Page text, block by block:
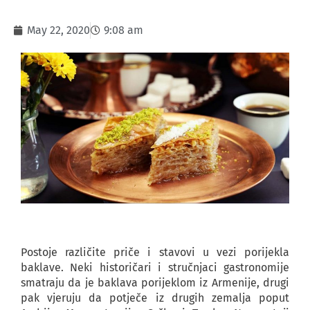
May 22, 2020 9:08 am
Postoje različite priče i stavovi u vezi porijekla
baklave. Neki historičari i stručnjaci gastronomije
smatraju da je baklava porijeklom iz Armenije, drugi
pak vjeruju da potječe iz drugih zemalja poput